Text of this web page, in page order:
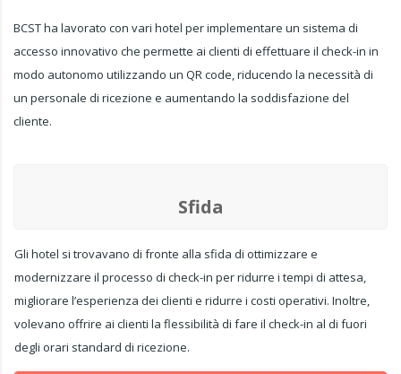
BCST ha lavorato con vari hotel per implementare un sistema di
accesso innovativo che permette ai clienti di effettuare il check-in in
modo autonomo utilizzando un QR code, riducendo la necessità di
un personale di ricezione e aumentando la soddisfazione del
cliente.
Sfida
Gli hotel si trovavano di fronte alla sfida di ottimizzare e
modernizzare il processo di check-in per ridurre i tempi di attesa,
migliorare l’esperienza dei clienti e ridurre i costi operativi. Inoltre,
volevano offrire ai clienti la flessibilità di fare il check-in al di fuori
degli orari standard di ricezione.